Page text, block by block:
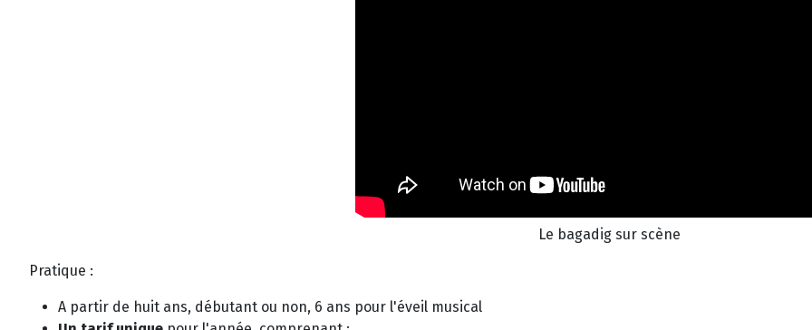
Le bagadig sur scène
Pratique :
A partir de huit ans, débutant ou non, 6 ans pour l'éveil musical